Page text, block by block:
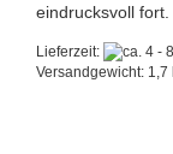
eindrucksvoll fort.
Lieferzeit:
Versandgewicht: 1,7